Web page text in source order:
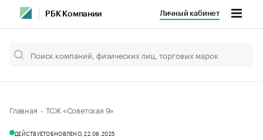
РБК Компании Личный кабинет
Главная ТСЖ «Советская 9»
ДЕЙСТВУЕТОБНОВЛЕНО, 22.08.2025